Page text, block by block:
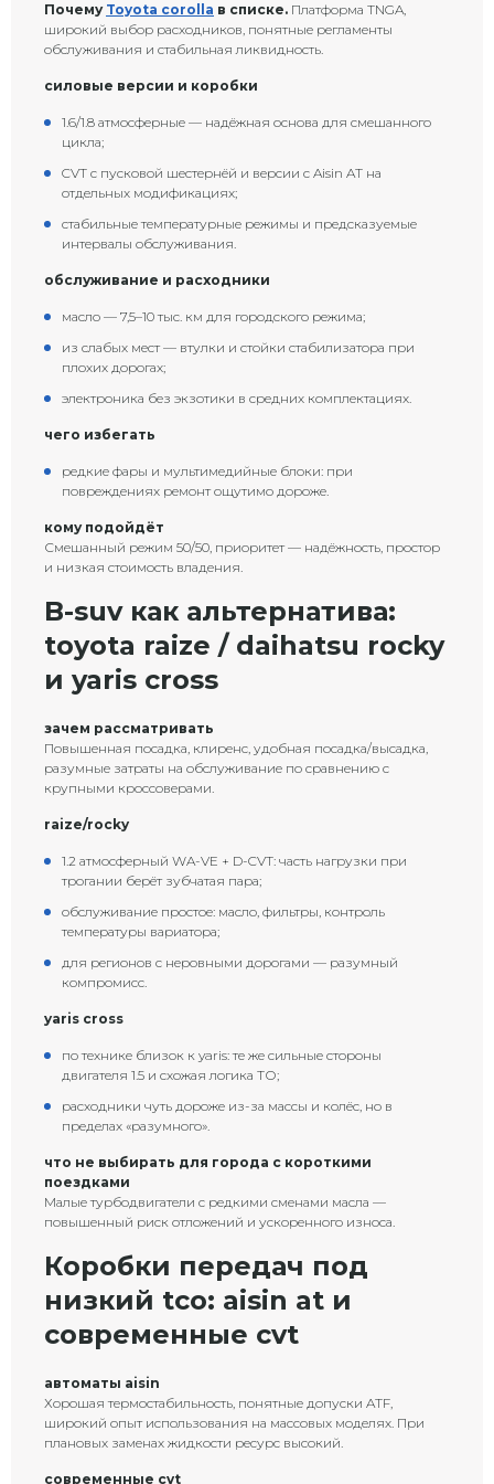
Почему Toyota corolla в списке. Платформа TNGA,
широкий выбор расходников, понятные регламенты
обслуживания и стабильная ликвидность.
силовые версии и коробки
1.6/1.8 атмосферные — надёжная основа для смешанного
цикла;
CVT с пусковой шестернёй и версии с Aisin AT на
отдельных модификациях;
стабильные температурные режимы и предсказуемые
интервалы обслуживания.
обслуживание и расходники
масло — 7,5–10 тыс. км для городского режима;
из слабых мест — втулки и стойки стабилизатора при
плохих дорогах;
электроника без экзотики в средних комплектациях.
чего избегать
редкие фары и мультимедийные блоки: при
повреждениях ремонт ощутимо дороже.
кому подойдёт
Смешанный режим 50/50, приоритет — надёжность, простор
и низкая стоимость владения.
B-suv как альтернатива:
toyota raize / daihatsu rocky
и yaris cross
зачем рассматривать
Повышенная посадка, клиренс, удобная посадка/высадка,
разумные затраты на обслуживание по сравнению с
крупными кроссоверами.
raize/rocky
1.2 атмосферный WA-VE + D-CVT: часть нагрузки при
трогании берёт зубчатая пара;
обслуживание простое: масло, фильтры, контроль
температуры вариатора;
для регионов с неровными дорогами — разумный
компромисс.
yaris cross
по технике близок к yaris: те же сильные стороны
двигателя 1.5 и схожая логика ТО;
расходники чуть дороже из-за массы и колёс, но в
пределах «разумного».
что не выбирать для города с короткими
поездками
Малые турбодвигатели с редкими сменами масла —
повышенный риск отложений и ускоренного износа.
Коробки передач под
низкий tco: aisin at и
современные cvt
автоматы aisin
Хорошая термостабильность, понятные допуски ATF,
широкий опыт использования на массовых моделях. При
плановых заменах жидкости ресурс высокий.
современные cvt